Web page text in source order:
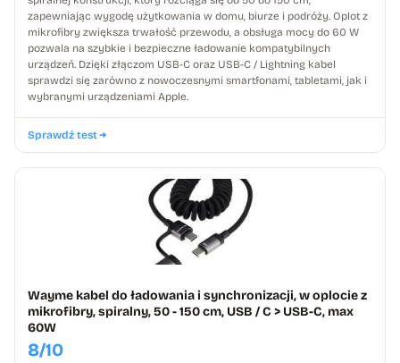
zapewniając wygodę użytkowania w domu, biurze i podróży. Oplot z
mikrofibry zwiększa trwałość przewodu, a obsługa mocy do 60 W
pozwala na szybkie i bezpieczne ładowanie kompatybilnych
urządzeń. Dzięki złączom USB-C oraz USB-C / Lightning kabel
sprawdzi się zarówno z nowoczesnymi smartfonami, tabletami, jak i
wybranymi urządzeniami Apple.
Sprawdź test
Wayme kabel do ładowania i synchronizacji, w oplocie z
mikrofibry, spiralny, 50 - 150 cm, USB / C > USB-C, max
60W
8/10